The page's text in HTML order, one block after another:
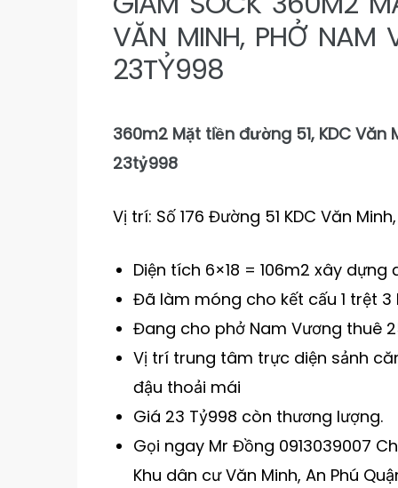
VĂN MINH, PHỞ NAM
23TỶ998
360m2 Mặt tiền đường 51, KDC
23tỷ998
Vị trí: Số 176 Đường 51 KDC Văn
Diện tích 6×18 = 106m2 xây dựng
Đã làm móng cho kết cấu 1 trệt 3
Đang cho phở Nam Vương thuê
Vị trí trung tâm trực diện sảnh
đậu thoải mái
Giá 23 Tỷ998 còn thương lượng.
Gọi ngay Mr Đồng 0913039007
Khu dân cư Văn Minh, An Phú